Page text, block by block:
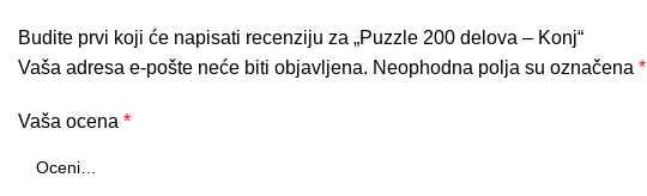
Budite prvi koji će napisati recenziju za „Puzzle 200 delova – Konj“
Vaša adresa e-pošte neće biti objavljena. Neophodna polja su označena*
Vaša ocena*